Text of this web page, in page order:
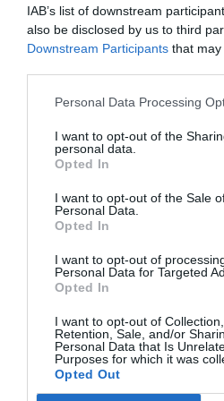
IAB’s list of downstream
also be disclosed by us to third
Downstream Participants that
Personal Data Processing
I want to opt-out of the
personal data.
Opted In
I want to opt-out of the Sale
Personal Data.
Opted In
I want to opt-out of
Personal Data for Targeted
Opted In
I want to opt-out of Collection,
Retention, Sale, and/or
Personal Data that Is
Purposes for which it was
Opted Out
maniobras hasta lograr
de edad y fue evacuado por
ambulancia de soporte vital
Marina Baixa de La Vila
menor fue trasladado en una